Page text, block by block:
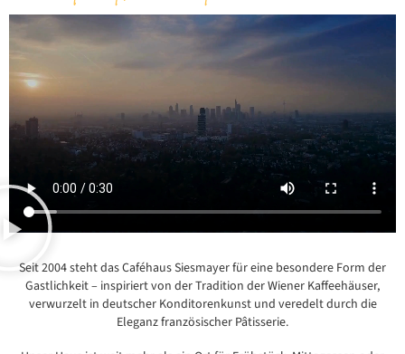
Seit 2004 steht das Caféhaus Siesmayer für eine besondere Form der
Gastlichkeit – inspiriert von der Tradition der Wiener Kaffeehäuser,
verwurzelt in deutscher Konditorenkunst und veredelt durch die
Eleganz französischer Pâtisserie.